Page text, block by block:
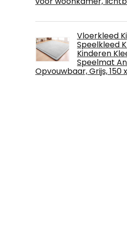
Vloerkleed
Speelkleed
Kinderen
Speelmat
Opvouwbaar, Grijs, 150